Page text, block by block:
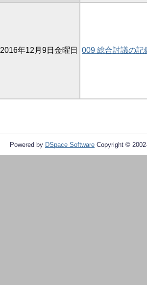
2016年12月9日金曜日 009 総合討議の記
Powered by DSpace Software Copyright ©